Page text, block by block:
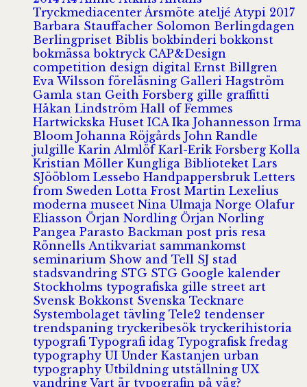
Tryckmediacenter Årsmöte ateljé Atypi 2017
Barbara Stauffacher Solomon Berlingdagen
Berlingpriset Biblisbokbinderibokkonst
bokmässaboktryck CAP&Design
competition design digital Ernst Billgren
Eva Wilsson föreläsning Galleri Hagström
Gamla stan Geith Forsberg gille graffitti
Håkan Lindström Hall of Femmes
Hartwickska Huset ICA Ika Johannesson Irma
Bloom Johanna Röjgårds John Randle
julgille Karin Almlöf Karl-Erik Forsberg Kolla
Kristian Möller Kungliga Biblioteket Lars
SJööblom Lessebo Handpappersbruk Letters
from Sweden Lotta Frost Martin Lexelius
moderna museet Nina Ulmaja Norge Olafur
Eliasson Örjan Nordling Örjan Norling
Pangea Parasto Backman post pris resa
Rönnells Antikvariat sammankomst
seminarium Show and Tell SJ stad
stadsvandring STG STG Google kalender
Stockholms typografiska gille street art
Svensk Bokkonst Svenska Tecknare
Systembolaget tävling Tele2 tendenser
trendspaning tryckeribesök tryckerihistoria
typografi Typografi idag Typografisk fredag
typography UI Under Kastanjen urban
typography Utbildning utställning UX
vandring Vart är typografin på väg?